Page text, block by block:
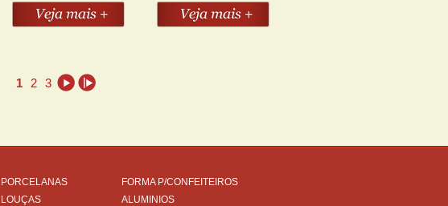
1 2 3
PORCELANAS
FORMA P/CONFEITEIROS
LOUÇAS
ALUMINIOS